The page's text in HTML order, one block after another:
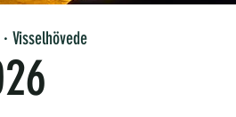
Visselhövede